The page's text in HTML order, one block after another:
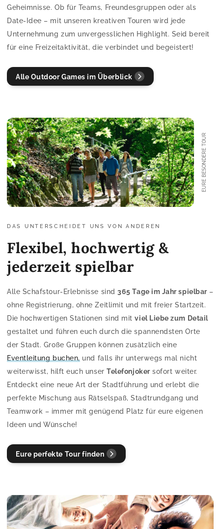
Geheimnisse. Ob für Teams, Freundesgruppen oder als
Date-Idee – mit unseren kreativen Touren wird jede
Unternehmung zum unvergesslichen Highlight. Seid bereit
für eine Freizeitaktivität, die verbindet und begeistert!
Alle Outdoor Games im Überblick
EURE BESONDERE TOUR
DAS UNTERSCHEIDET UNS VON ANDEREN
Flexibel, hochwertig &
jederzeit spielbar
Alle Schafstour-Erlebnisse sind 365 Tage im Jahr spielbar–
ohne Registrierung, ohne Zeitlimit und mit freier Startzeit.
Die hochwertigen Stationen sind mit viel Liebe zum Detail
gestaltet und führen euch durch die spannendsten Orte
der Stadt. Große Gruppen können zusätzlich eine
Eventleitung buchen, und falls ihr unterwegs mal nicht
weiterwisst, hilft euch unser Telefonjokersofort weiter.
Entdeckt eine neue Art der Stadtführung und erlebt die
perfekte Mischung aus Rätselspaß, Stadtrundgang und
Teamwork – immer mit genügend Platz für eure eigenen
Ideen und Wünsche!
Eure perfekte Tour finden